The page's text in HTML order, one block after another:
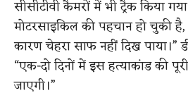
सीसीटीवी कैमरों में भी ट्रैक किया
मोटरसाइकिल की पहचान हो चुकी
कारण चेहरा साफ नहीं दिख पाया।”
“एक-दो दिनों में इस हत्याकांड की
जाएगी।”